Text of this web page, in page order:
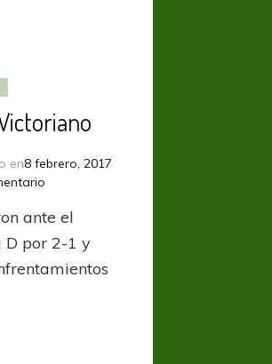
en8 febrero, 2017
en
ante
Victoriano
ante el
D por 2-1 y